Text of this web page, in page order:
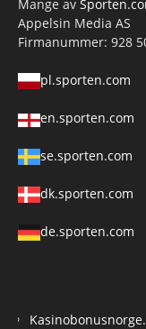
Mange av
Appelsin Media AS
Firmanummer: 928
pl.sporten.com
en.sporten.com
se.sporten.com
dk.sporten.com
de.sporten.com